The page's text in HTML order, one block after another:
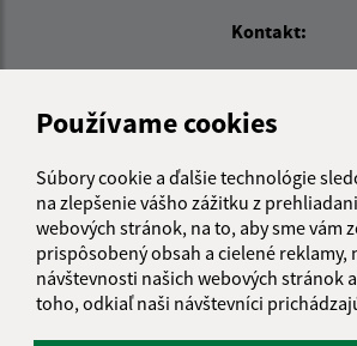
Používame cookies
Súbory cookie a ďalšie technológie
na zlepšenie vášho zážitku z
webových stránok, na to, aby sme vám
prispôsobený obsah a cielené reklamy,
návštevnosti našich webových stránok
toho, odkiaľ naši návštevníci
Kontakt:
Obecný úrad Suchá
Suchá Dolina 68
082 43 Sedlce
info@suchadolina.sk
+421 51 77 82 337
IČO: 00690635